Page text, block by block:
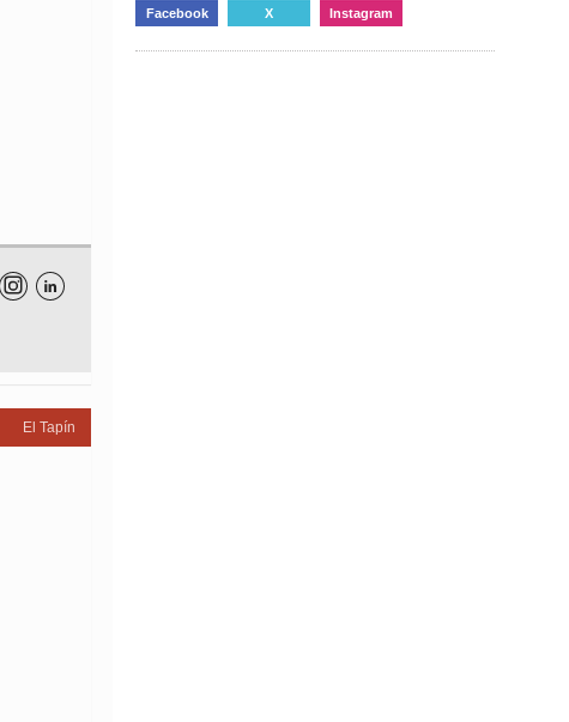

El Tapín
Facebook X Instagram